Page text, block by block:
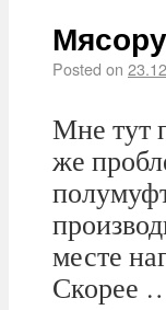
Posted on
Мне тут
же
месте
Скорее